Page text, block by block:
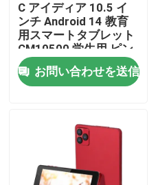
製品
ビデオ
C アイディア 10.5 イ
ンチ Android 14 教育
用スマートタブレット
CM10500 学生用 ピン
ク
お問い合わせを送信